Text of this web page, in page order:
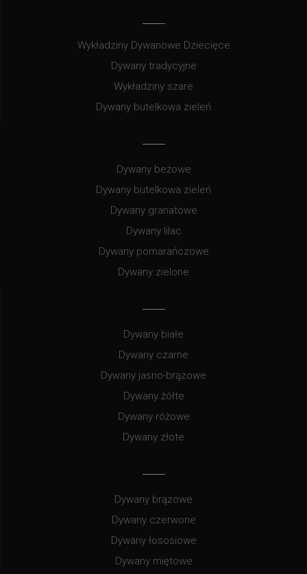
Wykładziny Dywanowe Dziecięce
Dywany tradycyjne
Wykładziny szare
Dywany butelkowa zieleń
Dywany beżowe
Dywany butelkowa zieleń
Dywany granatowe
Dywany lilac
Dywany pomarańczowe
Dywany zielone
Dywany białe
Dywany czarne
Dywany jasno-brązowe
Dywany żółte
Dywany różowe
Dywany złote
Dywany brązowe
Dywany czerwone
Dywany łososiowe
Dywany miętowe